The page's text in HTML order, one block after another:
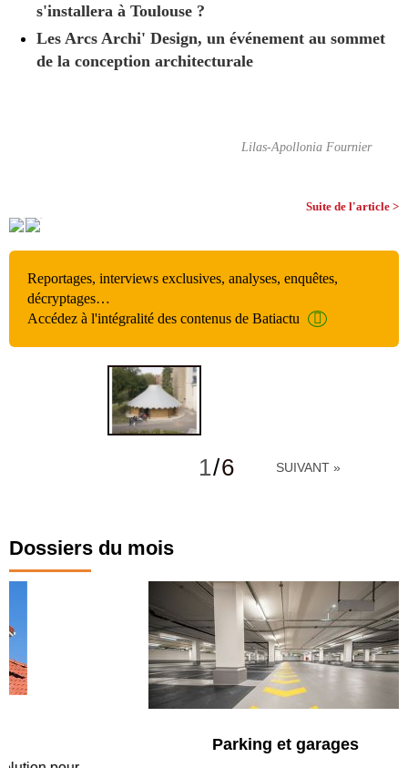
s'installera à Toulouse ?
Les Arcs Archi' Design, un événement au sommet
de la conception architecturale
Lilas-Apollonia Fournier
Suite de l'article >
Reportages, interviews exclusives, analyses, enquêtes,
décryptages…
Accédez à l'intégralité des contenus de Batiactu
1/6 SUIVANT »
Dossiers du mois
Parking et garages